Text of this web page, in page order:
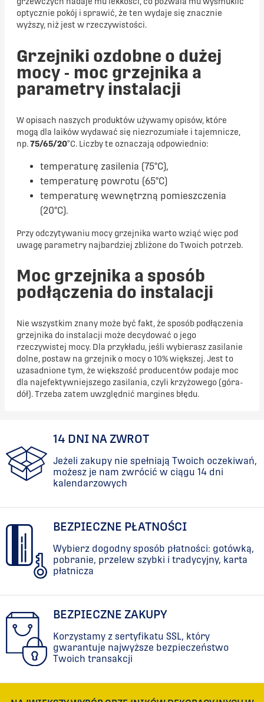
optycznie pokój i sprawić, że ten wydaje się znacznie
wyższy, niż jest w rzeczywistości.
Grzejniki ozdobne o dużej
mocy - moc grzejnika a
parametry instalacji
W opisach naszych produktów używamy opisów, które
mogą dla laików wydawać się niezrozumiałe i tajemnicze,
np.75/65/20°C. Liczby te oznaczają odpowiednio:
temperaturę zasilenia (75°C),
temperaturę powrotu (65°C)
temperaturę wewnętrzną pomieszczenia
(20°C).
Przy odczytywaniu mocy grzejnika warto wziąć więc pod
uwagę parametry najbardziej zbliżone do Twoich potrzeb.
Moc grzejnika a sposób
podłączenia do instalacji
Nie wszystkim znany może być fakt, że sposób podłączenia
grzejnika do instalacji może decydować o jego
rzeczywistej mocy. Dla przykładu, jeśli wybierasz zasilanie
dolne, postaw na grzejnik o mocy o 10% większej. Jest to
uzasadnione tym, że większość producentów podaje moc
dla najefektywniejszego zasilania, czyli krzyżowego (góra-
dół). Trzeba zatem uwzględnić margines błędu.
14 DNI NA ZWROT
Jeżeli zakupy nie spełniają Twoich oczekiwań,
możesz je nam zwrócić w ciągu 14 dni
kalendarzowych
BEZPIECZNE PŁATNOŚCI
Wybierz dogodny sposób płatności: gotówką,
pobranie, przelew szybki i tradycyjny, karta
płatnicza
BEZPIECZNE ZAKUPY
Korzystamy z sertyfikatu SSL, który
gwarantuje najwyższe bezpieczeństwo
Twoich transakcji